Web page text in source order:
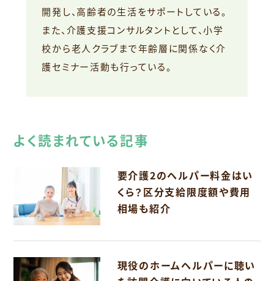
開発し、高齢者の生活をサポートしている。
また、介護支援コンサルタントとして、小学
校から老人クラブまで年齢層に関係なく介
護セミナー活動も行っている。
よく読まれている記事
要介護2のヘルパー料金はい
くら？区分支給限度額や費用
相場も紹介
現役のホームヘルパーに聴い